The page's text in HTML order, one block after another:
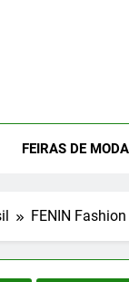
FEIRAS DE MODA
FENIN